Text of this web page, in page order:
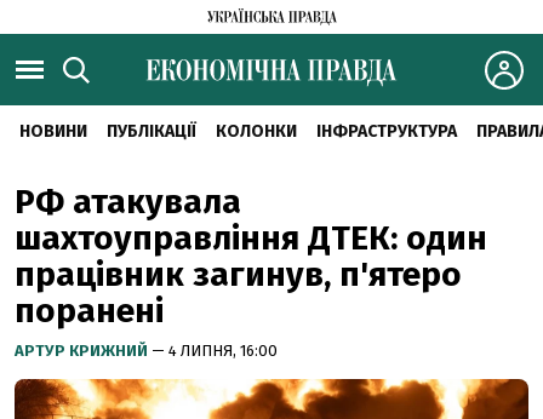
НОВИНИ ПУБЛІКАЦІЇ КОЛОНКИ ІНФРАСТРУКТУРА
РФ атакувала
шахтоуправління ДТЕК: один
працівник загинув, п'ятеро
поранені
АРТУР КРИЖНИЙ — 4 ЛИПНЯ, 16:00